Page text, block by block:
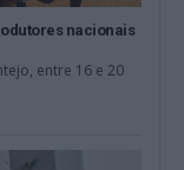
nacionais
entre 16 e 20